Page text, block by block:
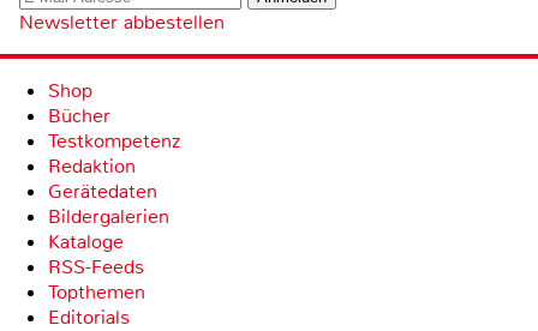
Newsletter abbestellen
Shop
Bücher
Testkompetenz
Redaktion
Gerätedaten
Bildergalerien
Kataloge
RSS-Feeds
Topthemen
Editorials